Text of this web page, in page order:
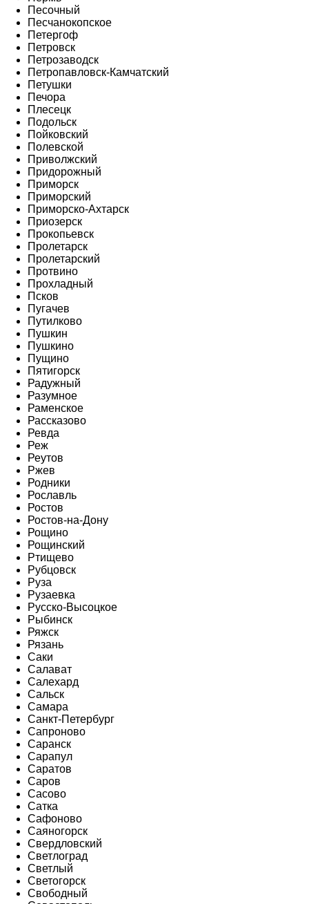
Песочный
Песчанокопское
Петергоф
Петровск
Петрозаводск
Петропавловск-Камчатский
Петушки
Печора
Плесецк
Подольск
Пойковский
Полевской
Приволжский
Придорожный
Приморск
Приморский
Приморско-Ахтарск
Приозерск
Прокопьевск
Пролетарск
Пролетарский
Протвино
Прохладный
Псков
Пугачев
Путилково
Пушкин
Пушкино
Пущино
Пятигорск
Радужный
Разумное
Раменское
Рассказово
Ревда
Реж
Реутов
Ржев
Родники
Рославль
Ростов
Ростов-на-Дону
Рощино
Рощинский
Ртищево
Рубцовск
Руза
Рузаевка
Русско-Высоцкое
Рыбинск
Ряжск
Рязань
Саки
Салават
Салехард
Сальск
Самара
Санкт-Петербург
Сапроново
Саранск
Сарапул
Саратов
Саров
Сасово
Сатка
Сафоново
Саяногорск
Свердловский
Светлоград
Светлый
Светогорск
Свободный